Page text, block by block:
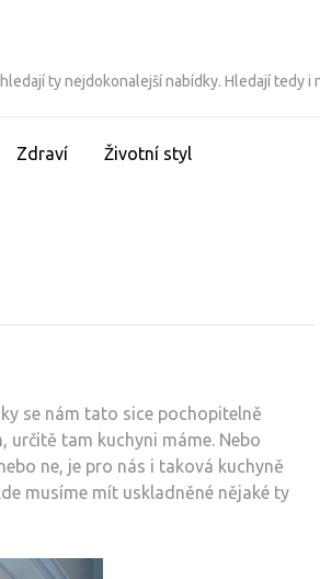
ty nejdokonalejší nabídky. Hledají tedy i
Zdraví Životní styl
se nám tato sice pochopitelně
určitě tam kuchyni máme. Nebo
ne, je pro nás i taková kuchyně
musíme mít uskladněné nějaké ty